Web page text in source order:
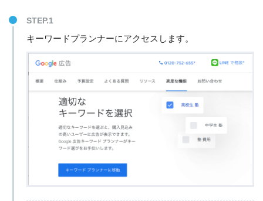
STEP.1
キーワードプランナーにアクセスします。